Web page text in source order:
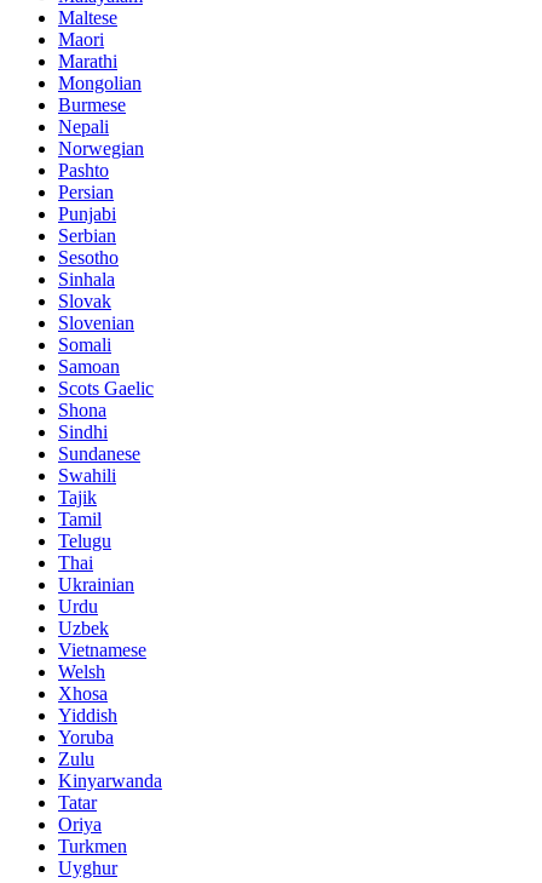
Maltese
Maori
Marathi
Mongolian
Burmese
Nepali
Norwegian
Pashto
Persian
Punjabi
Serbian
Sesotho
Sinhala
Slovak
Slovenian
Somali
Samoan
Scots Gaelic
Shona
Sindhi
Sundanese
Swahili
Tajik
Tamil
Telugu
Thai
Ukrainian
Urdu
Uzbek
Vietnamese
Welsh
Xhosa
Yiddish
Yoruba
Zulu
Kinyarwanda
Tatar
Oriya
Turkmen
Uyghur